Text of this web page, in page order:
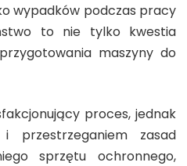
wypadków podczas pracy
to nie tylko kwestia
maszyny do
proces, jednak
przestrzeganiem zasad
sprzętu ochronnego,